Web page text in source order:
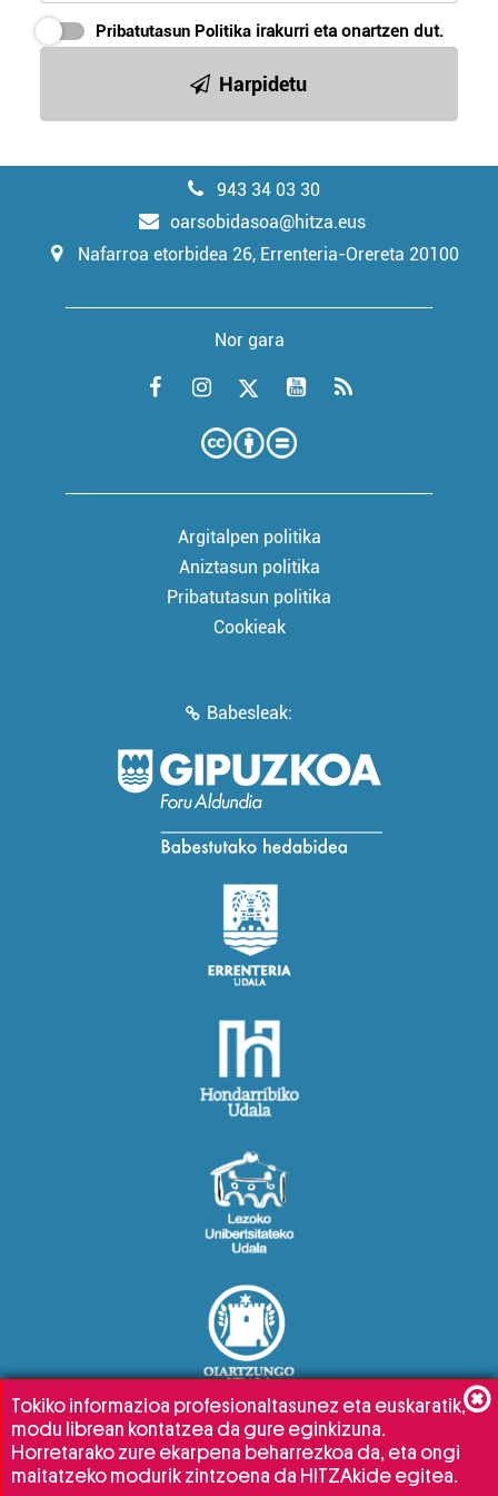
Pribatutasun Politika irakurri eta onartzen dut.
Harpidetu
943 34 03 30
oarsobidasoa@hitza.eus
Nafarroa etorbidea 26, Errenteria-Orereta 20100
Nor gara
Argitalpen politika
Aniztasun politika
Pribatutasun politika
Cookieak
Babesleak:
Tokiko informazioa profesionaltasunez eta euskaratik,
modu librean kontatzea da gure eginkizuna.
Horretarako zure ekarpena beharrezkoa da, eta ongi
maitatzeko modurik zintzoena da HITZAkide egitea.